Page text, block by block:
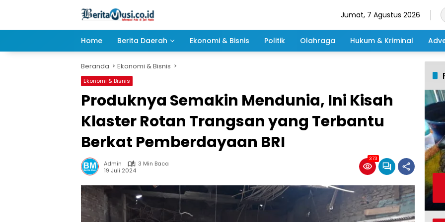
Jumat, 7 Agustus 2026
Home Berita Daerah Ekonomi & Bisnis Politik Olahraga Hukum & Kriminal
Beranda Ekonomi & Bisnis
Ekonomi & Bisnis
Produknya Semakin Mendunia, Ini Kisah
Klaster Rotan Trangsan yang Terbantu
Berkat Pemberdayaan BRI
Admin
3 Min Baca
19 Juli 2024
373